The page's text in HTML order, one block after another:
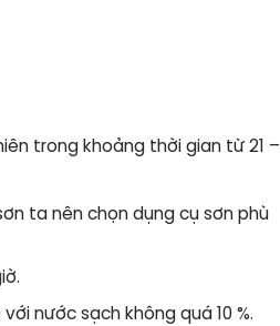
trong khoảng thời gian từ 21 –
ta nên chọn dụng cụ sơn phù
nước sạch không quá 10 %.